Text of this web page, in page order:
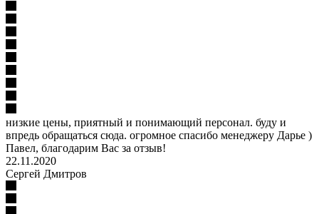
низкие цены, приятный и понимающий персонал. буду и
впредь обращаться сюда. огромное спасибо менеджеру Дарье )
Павел, благодарим Вас за отзыв!
22.11.2020
Сергей Дмитров